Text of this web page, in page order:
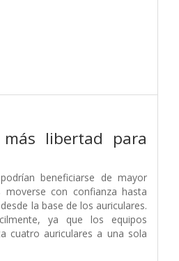
libertad para
beneficiarse de mayor
moverse con confianza hasta
la base de los auriculares.
ya que los equipos
cuatro auriculares a una sola